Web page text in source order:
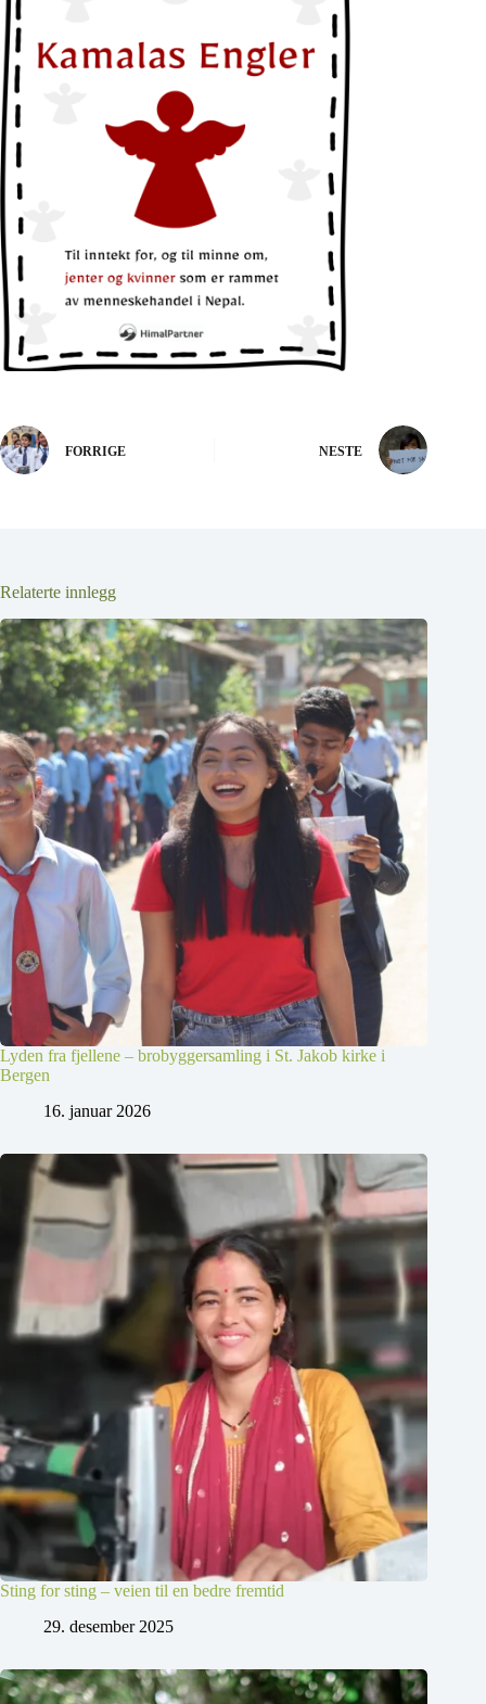
FORRIGE NESTE
Relaterte innlegg
Lyden fra fjellene – brobyggersamling i St. Jakob kirke i
Bergen
16. januar 2026
Sting for sting – veien til en bedre fremtid
29. desember 2025